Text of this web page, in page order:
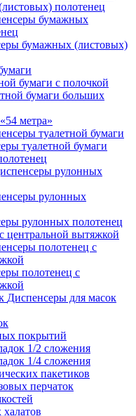
полотенец
бумажных
бумажных (листовых)
бумаги с полочкой
бумаги больших
метра»
туалетной бумаги
туалетной бумаги
рулонных
рулонных
рулонных полотенец
центральной вытяжкой
полотенец с
полотенец с
Диспенсеры для масок
покрытий
1/2 сложения
1/4 сложения
пакетиков
перчаток